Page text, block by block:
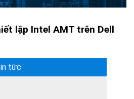
lập Intel AMT trên Dell
tức